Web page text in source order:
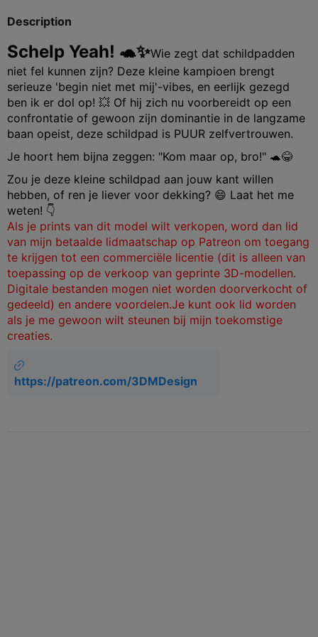
Description
Schelp Yeah! 🐢✨Wie zegt dat schildpadden
niet fel kunnen zijn? Deze kleine kampioen brengt
serieuze 'begin niet met mij'-vibes, en eerlijk gezegd
ben ik er dol op! 💥 Of hij zich nu voorbereidt op een
confrontatie of gewoon zijn dominantie in de langzame
baan opeist, deze schildpad is PUUR zelfvertrouwen.
Je hoort hem bijna zeggen: "Kom maar op, bro!" 🐢😂
Zou je deze kleine schildpad aan jouw kant willen
hebben, of ren je liever voor dekking? 😄 Laat het me
weten! 👇
Als je prints van dit model wilt verkopen, word dan lid
van mijn betaalde lidmaatschap op Patreon om toegang
te krijgen tot een commerciële licentie (dit is alleen van
toepassing op de verkoop van geprinte 3D-modellen.
Digitale bestanden mogen niet worden doorverkocht of
gedeeld) en andere voordelen.Je kunt ook lid worden
als je me gewoon wilt steunen bij mijn toekomstige
creaties.
https://patreon.com/3DMDesign